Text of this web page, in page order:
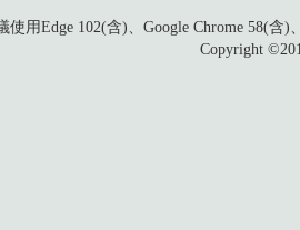
使用Edge 102(含)、Google Chrome 58(
Copyright